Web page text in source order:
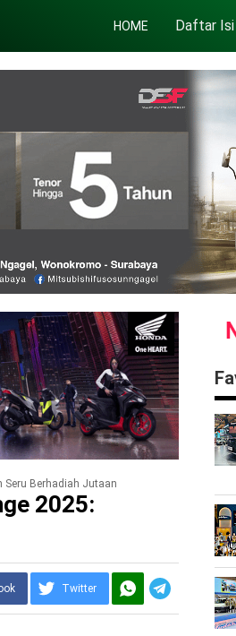
HOME Daftar Isi
Seru Berhadiah Jutaan
2025:
Twitter